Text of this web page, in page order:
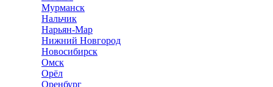
Мурманск
Нальчик
Нарьян-Мар
Нижний Новгород
Новосибирск
Омск
Орёл
Оренбург